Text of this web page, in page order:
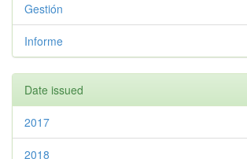
Gestión
Informe
Date issued
2017
2018